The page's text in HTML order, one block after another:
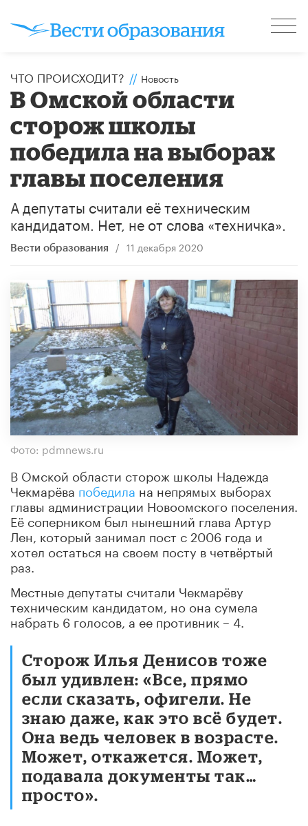
ЧТО ПРОИСХОДИТ? // Новость
В Омской области
сторож школы
победила на выборах
главы поселения
А депутаты считали её техническим
кандидатом. Нет, не от слова «техничка».
Вести образования / 11 декабря 2020
Фото: pdmnews.ru
В Омской области сторож школы Надежда
Чекмарёва победила на непрямых выборах
главы администрации Новоомского поселения.
Её соперником был нынешний глава Артур
Лен, который занимал пост с 2006 года и
хотел остаться на своем посту в четвёртый
раз.
Местные депутаты считали Чекмарёву
техническим кандидатом, но она сумела
набрать 6 голосов, а ее противник – 4.
Сторож Илья Денисов тоже
был удивлен: «Все, прямо
если сказать, офигели. Не
знаю даже, как это всё будет.
Она ведь человек в возрасте.
Может, откажется. Может,
подавала документы так…
просто».